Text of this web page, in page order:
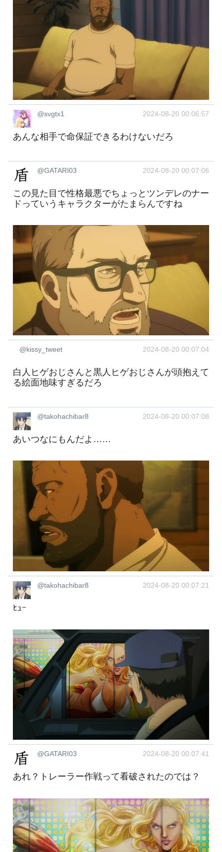
@svgtx1 2024-08-20 00:06:57
あんな相手で命保証できるわけないだろ
@GATARI03 2024-08-20 00:07:06
この見た目で性格最悪でちょっとツンデレのナー
ドっていうキャラクターがたまらんですね
@kissy_tweet 2024-08-20 00:07:04
白人ヒゲおじさんと黒人ヒゲおじさんが頭抱えて
る絵面地味すぎるだろ
@takohachibar8 2024-08-20 00:07:08
あいつなにもんだよ……
@takohachibar8 2024-08-20 00:07:21
ﾋｭｰ
@GATARI03 2024-08-20 00:07:41
あれ？トレーラー作戦って看破されたのでは？